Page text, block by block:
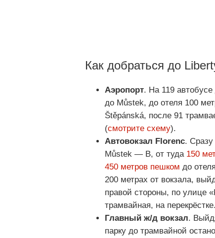
Как добраться до
Аэропорт. На 119 автобусе
до Můstek, до отеля 100
Štěpánská, после 91
(смотрите схему).
Автовокзал Florenc. Сразу
Můstek — B, от туда 150
450 метров пешком до
200 метрах от вокзала,
правой стороны, по улице
трамвайная, на перекрёстке.
Главный ж/д вокзал.
парку до трамвайной